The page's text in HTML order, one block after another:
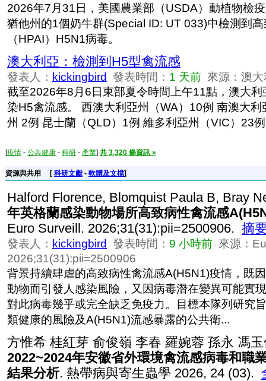
2026年7月31日，美國農業部（USDA）動植物檢
猶他州的1個奶牛群(Special ID: UT 033)中檢測到
（HPAI）H5N1病毒。
澳大利亞：檢測到H5型禽流感
發表人： kickingbird 發表時間： 1 天前 來源：澳
截至2026年8月6日東部夏令時間上午11點，澳大
染H5禽流感。 西澳大利亞州（WA）10例 南澳大
州 2例 昆士蘭（QLD）1例 維多利亞州（VIC）23例
[疫情 - 公共健康 - 科研 - 產業] 共 3,320 條資訊 »
資源與共用 [ 科研文獻 - 軟體及文檔]
Halford Florence, Blomquist Paula B, Bray
年英格蘭感染動物場所高致病性禽流感
Euro Surveill. 2026;31(31):pii=2500906. 摘
發表人： kickingbird 發表時間： 9 小時前 來源：
2026;31(31):pii=2500906
背景持續肆虐的高致病性禽流感A(H5N1)疫情，既
動物而引發人感染風險，又因病毒潛在變異可能實
對此病毒幾乎或完全缺乏免疫力。目標本隊列研究
類健康的風險及A(H5N1)流感暴露的公共衛...
方惟希 桂紅芽 俞俊嶺 李春 羅婉蓉 孫永 馮
2022~2024年安徽省外環境禽流感病毒和職
結果分析. 熱帶病與寄生蟲學 2026, 24 (03).